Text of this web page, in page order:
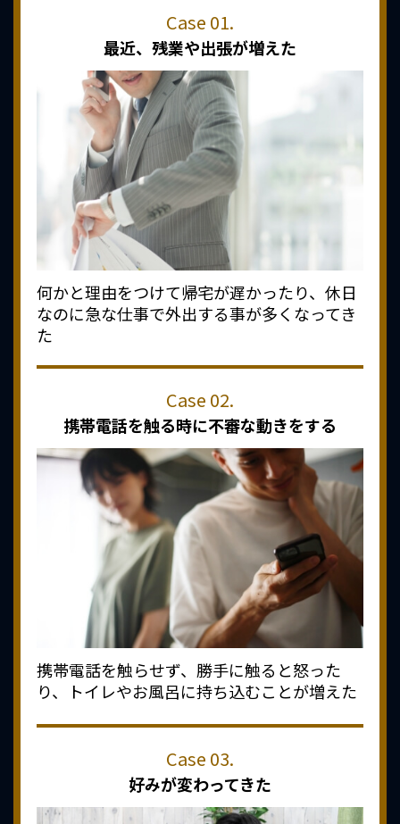
最近、 残業や出張が増えた
何かと理由をつけて帰宅が遅かったり、休日
なのに急な仕事で外出する事が多くなってき
た
携帯電話を触る時に不審な動きをする
携帯電話を触らせず、勝手に触ると怒った
り、トイレやお風呂に持ち込むことが増えた
好みが変わってきた